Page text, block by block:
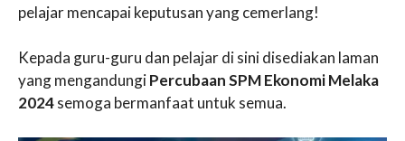
pelajar mencapai keputusan yang cemerlang!
Kepada guru-guru dan pelajar di sini disediakan laman
yang mengandungiPercubaan SPM Ekonomi Melaka
2024semoga bermanfaat untuk semua.